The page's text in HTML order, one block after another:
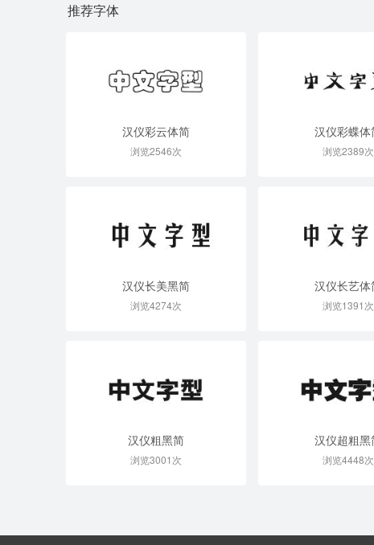
推荐字体
汉仪彩云体简
浏览2546次
汉仪彩蝶体
浏览2389次
汉仪长美黑简
浏览4274次
汉仪长艺体
浏览1391次
汉仪粗黑简
浏览3001次
汉仪超粗黑
浏览4448次